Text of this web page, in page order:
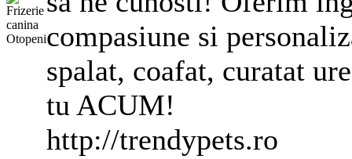
compasiune si
spalat, coafat, curatat
tu ACUM!
http://trendypets.ro